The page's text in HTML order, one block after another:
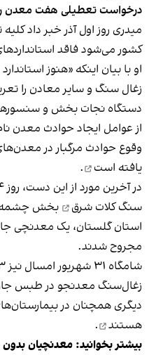
درخواست تعطیلی هفت معدن
میدری روز اول آذر خبر داد
کشور می‌شود فاقد
او با بیان اینکه «هنوز
زغال سنگ و سایر معادن را
دستگاه نجات بخش و
از عوامل ایجاد حوادث معدن
وقوع حوادث مرگبار در
یافته است
.
در آخرین مورد از این دست، روز ۲۴ آبان در پی
سنگ کلات شرق
بخش
استان گلستان، یک معدنچی
مجروح شدند.
زغال‌سنگ معدنجو در طبس
دیگری همچنان در
هستند
.
بیشتر بخوانید: معدنچیان